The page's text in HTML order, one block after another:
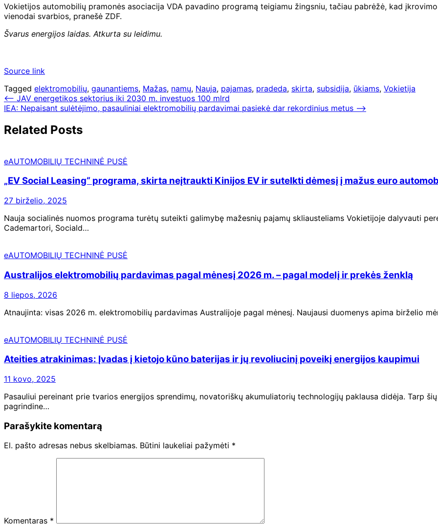
Vokietijos automobilių pramonės asociacija VDA pavadino programą teigiamu žingsniu, tačiau pabrėžė, kad
vienodai svarbios, pranešė ZDF.
Švarus energijos laidas. Atkurta su leidimu.
Source link
Tagged elektromobilių, gaunantiems, Mažas, namų, Nauja, pajamas, pradeda, skirta, subsidija, ūkiams, Vokietija
Navigacija
tarp
įrašų
⟵ JAV energetikos sektorius iki 2030 m. investuos 100 mlrd
IEA: Nepaisant sulėtėjimo, pasauliniai elektromobilių pardavimai pasiekė dar rekordinius metus ⟶
Related Posts
eAUTOMOBILIŲ TECHNINĖ PUSĖ
„EV Social Leasing“ programa, skirta neįtraukti Kinijos EV ir sutelkti dėmesį į mažus euro
27 birželio, 2025
Nauja socialinės nuomos programa turėtų suteikti galimybę mažesnių pajamų skliausteliams Vokietijoje dalyvauti
Cademartori, Sociald…
eAUTOMOBILIŲ TECHNINĖ PUSĖ
Australijos elektromobilių pardavimas pagal mėnesį 2026 m. – pagal modelį ir prekės ženklą
8 liepos, 2026
Atnaujinta: visas 2026 m. elektromobilių pardavimas Australijoje pagal mėnesį. Naujausi duomenys apima birželio
eAUTOMOBILIŲ TECHNINĖ PUSĖ
Ateities atrakinimas: Įvadas į kietojo kūno baterijas ir jų revoliucinį poveikį energijos kaupimui
11 kovo, 2025
Pasauliui pereinant prie tvarios energijos sprendimų, novatoriškų akumuliatorių technologijų paklausa didėja. Tarp
pagrindine…
Parašykite komentarą
El. pašto adresas nebus skelbiamas. Būtini laukeliai pažymėti *
Komentaras *